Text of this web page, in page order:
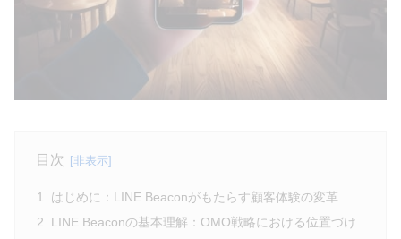
目次
はじめに：LINE Beaconがもたらす顧客体験の変革
LINE Beaconの基本理解：OMO戦略における位置づけ